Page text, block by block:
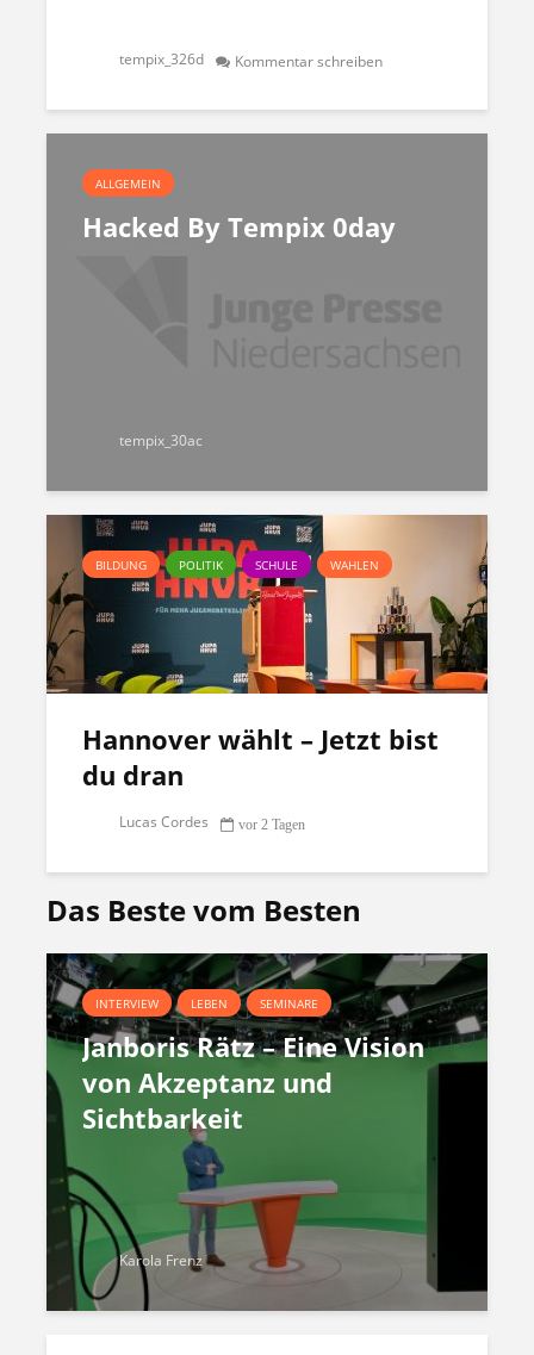
tempix_326d Kommentar schreiben
ALLGEMEIN
Hacked By Tempix 0day
tempix_30ac
BILDUNG POLITIK SCHULE WAHLEN
Hannover wählt – Jetzt bist
du dran
Lucas Cordes vor 2 Tagen
Das Beste vom Besten
INTERVIEW LEBEN SEMINARE
Janboris Rätz – Eine Vision
von Akzeptanz und
Sichtbarkeit
Karola Frenz